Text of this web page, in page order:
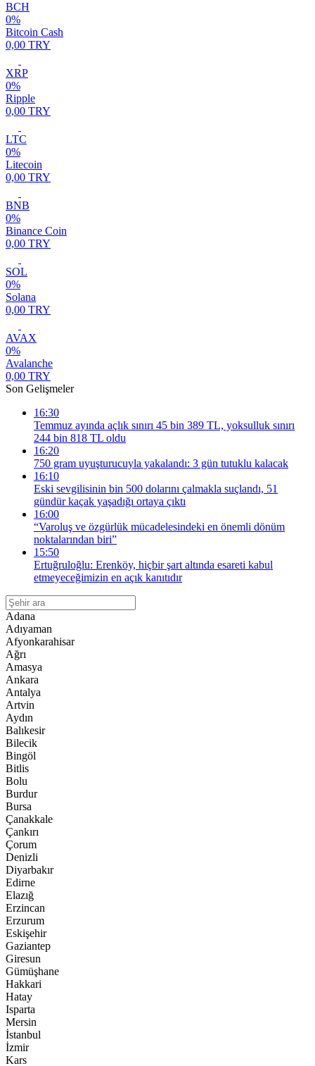
BCH
0%
Bitcoin Cash
0,00 TRY
XRP
0%
Ripple
0,00 TRY
LTC
0%
Litecoin
0,00 TRY
BNB
0%
Binance Coin
0,00 TRY
SOL
0%
Solana
0,00 TRY
AVAX
0%
Avalanche
0,00 TRY
Son Gelişmeler
16:30
Temmuz ayında açlık sınırı 45 bin 389 TL, yoksulluk sınırı
244 bin 818 TL oldu
16:20
750 gram uyuşturucuyla yakalandı: 3 gün tutuklu kalacak
16:10
Eski sevgilisinin bin 500 dolarını çalmakla suçlandı, 51
gündür kaçak yaşadığı ortaya çıktı
16:00
“Varoluş ve özgürlük mücadelesindeki en önemli dönüm
noktalarından biri”
15:50
Ertuğruloğlu: Erenköy, hiçbir şart altında esareti kabul
etmeyeceğimizin en açık kanıtıdır
Adana
Adıyaman
Afyonkarahisar
Ağrı
Amasya
Ankara
Antalya
Artvin
Aydın
Balıkesir
Bilecik
Bingöl
Bitlis
Bolu
Burdur
Bursa
Çanakkale
Çankırı
Çorum
Denizli
Diyarbakır
Edirne
Elazığ
Erzincan
Erzurum
Eskişehir
Gaziantep
Giresun
Gümüşhane
Hakkari
Hatay
Isparta
Mersin
İstanbul
İzmir
Kars